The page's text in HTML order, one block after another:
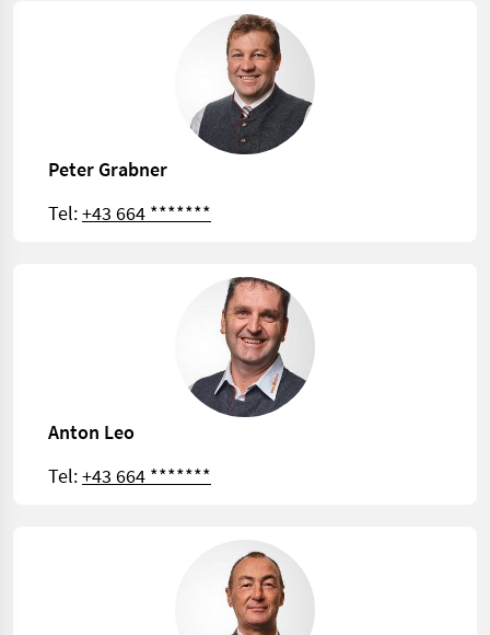
Peter Grabner
Tel:+43 664 *******
Anton Leo
Tel:+43 664 *******